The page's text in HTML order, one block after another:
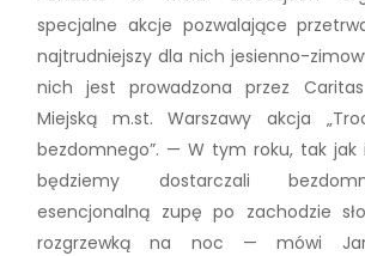
specjalne akcje pozwalające
najtrudniejszy dla nich jesienno-
nich jest prowadzona przez
Miejską m.st. Warszawy akcja
bezdomnego”. — W tym roku, tak jak
będziemy dostarczali
esencjonalną zupę po zachodzie
rozgrzewką na noc — mówi